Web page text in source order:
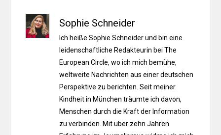
Sophie Schneider
Ich heiße Sophie Schneider und bin eine
leidenschaftliche Redakteurin bei The
European Circle, wo ich mich bemühe,
weltweite Nachrichten aus einer deutschen
Perspektive zu berichten. Seit meiner
Kindheit in München träumte ich davon,
Menschen durch die Kraft der Information
zu verbinden. Mit über zehn Jahren